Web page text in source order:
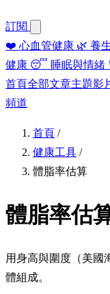
訂閱
❤️ 心血管健康 🌿 養
健康 😴 睡眠與情緒
首頁全部文章主題影
頻道
首頁 /
健康工具 /
體脂率估算
體脂率估
用身高與圍度（美國
體組成。